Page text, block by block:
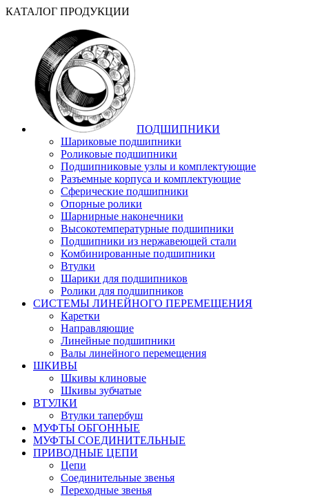
КАТАЛОГ ПРОДУКЦИИ
ПОДШИПНИКИ
Шариковые подшипники
Роликовые подшипники
Подшипниковые узлы и комплектующие
Разъемные корпуса и комплектующие
Сферические подшипники
Опорные ролики
Шарнирные наконечники
Высокотемпературные подшипники
Подшипники из нержавеющей стали
Комбинированные подшипники
Втулки
Шарики для подшипников
Ролики для подшипников
СИСТЕМЫ ЛИНЕЙНОГО ПЕРЕМЕЩЕНИЯ
Каретки
Направляющие
Линейные подшипники
Валы линейного перемещения
ШКИВЫ
Шкивы клиновые
Шкивы зубчатые
ВТУЛКИ
Втулки тапербуш
МУФТЫ ОБГОННЫЕ
МУФТЫ СОЕДИНИТЕЛЬНЫЕ
ПРИВОДНЫЕ ЦЕПИ
Цепи
Соединительные звенья
Переходные звенья